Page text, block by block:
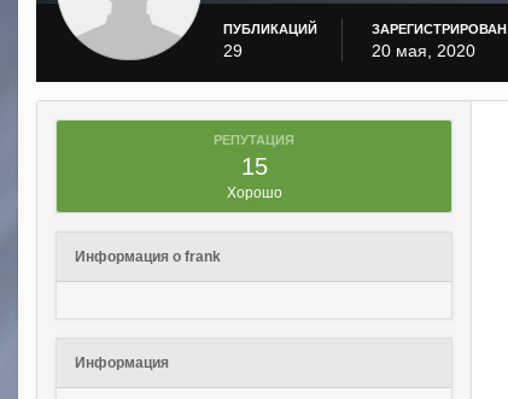
ПУБЛИКАЦИЙ
29
ЗАРЕГИСТРИРОВАН
20 мая, 2020
РЕПУТАЦИЯ
15
Хорошо
Информация о frank
Информация